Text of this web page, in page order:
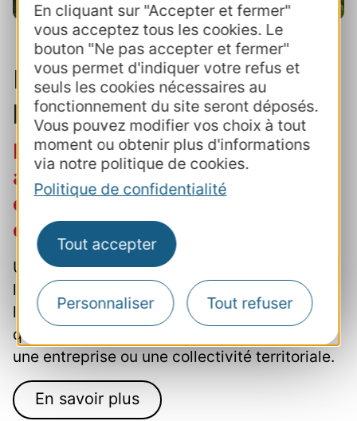
En cliquant sur "Accepter et fermer"
vous acceptez tous les cookies. Le
bouton "Ne pas accepter et fermer"
vous permet d'indiquer votre refus et
seuls les cookies nécessaires au
fonctionnement du site seront déposés.
Vous pouvez modifier vos choix à tout
moment ou obtenir plus d'informations
via notre politique de cookies.
Politique de confidentialité
Tout accepter
Personnaliser Tout refuser
Le financement
participatif
Le "crowdfunding" : une
alternative innovante pour
développer des projets
durables
Un nombre important de projets en faveur de
la transition écologique peut être financé par
l’intermédiaire du financement participatif,
que l’on soit un particulier, une association,
une entreprise ou une collectivité territoriale.
En savoir plus